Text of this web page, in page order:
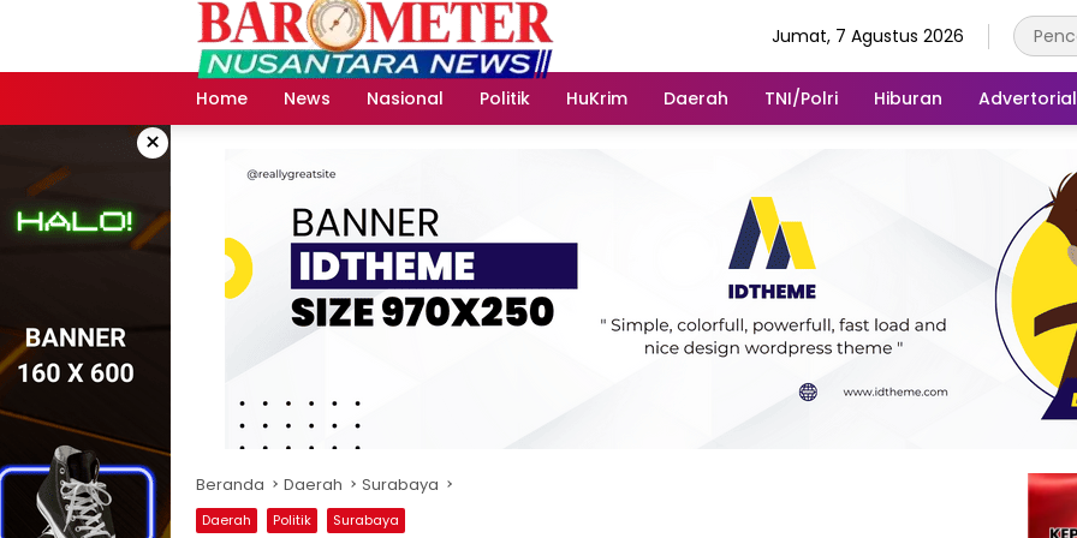
Jumat, 7 Agustus 2026
Home News Nasional Politik HuKrim Daerah TNI/Polri Hiburan Advertorial
×
Beranda Daerah Surabaya
Daerah Politik Surabaya